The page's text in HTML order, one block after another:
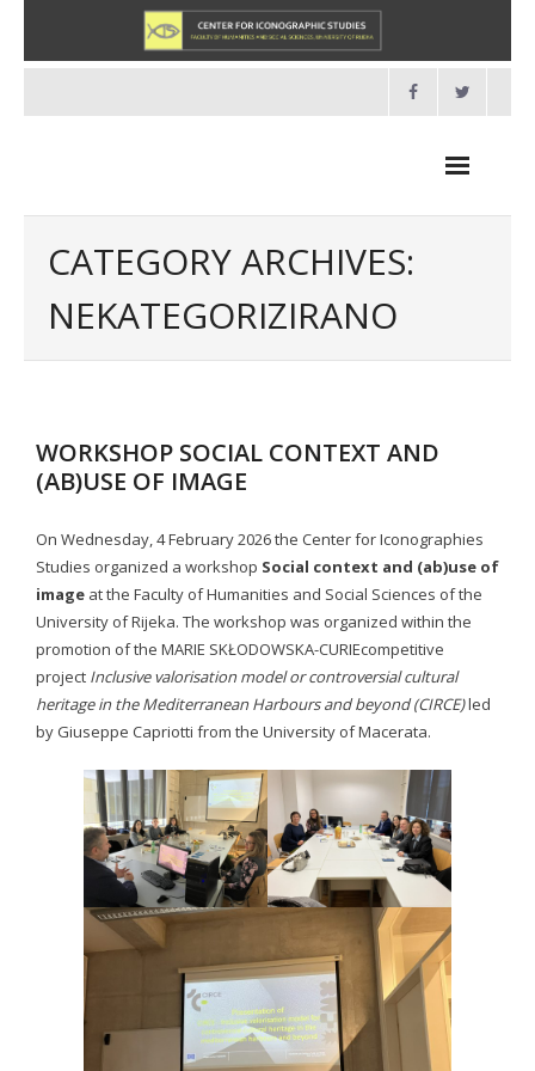
content
- About us
- Organisation
- - Academic program board
- - Collaborators
- Newsletter
- Conference 2007
- - Organizers 2007
- - Participants 2007
- - Program 2007
- - Gallery 2007
- Conference 2008
- - Organizers 2008
CATEGORY ARCHIVES:
NEKATEGORIZIRANO
WORKSHOP SOCIAL CONTEXT AND
(AB)USE OF IMAGE
On Wednesday, 4 February 2026 the Center for Iconographies
Studies organized a workshop Social context and (ab)use of
image at the Faculty of Humanities and Social Sciences of the
University of Rijeka. The workshop was organized within the
promotion of the MARIE SKŁODOWSKA-CURIEcompetitive
project Inclusive valorisation model or controversial cultural
heritage in the Mediterranean Harbours and beyond (CIRCE)led
by Giuseppe Capriotti from the University of Macerata.